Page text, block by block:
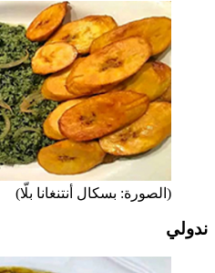
(الصورة: بسكال أنتنغانا بلّا)
ندولي